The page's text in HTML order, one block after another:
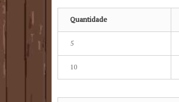
Quantidade
5
10